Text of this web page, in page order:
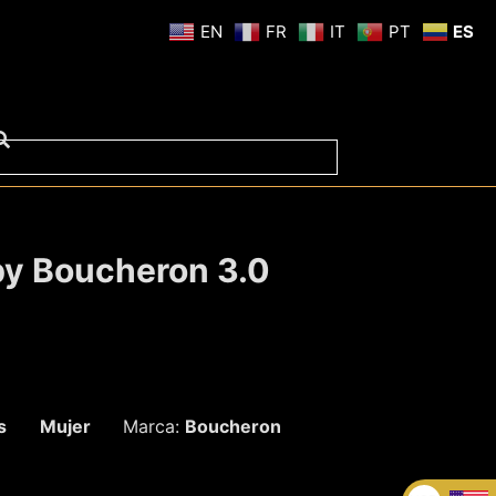
Boucheron 3.0
Mujer Marca: Boucheron
EN FR IT PT ES